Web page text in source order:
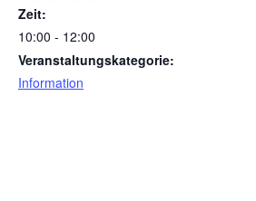
Zeit:
10:00 - 12:00
Veranstaltungskategorie:
Information